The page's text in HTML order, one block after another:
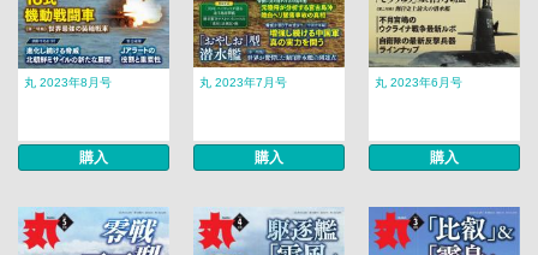
丸 2023年8月号
購入
丸 2023年7月号
購入
丸 2023年6月号
購入